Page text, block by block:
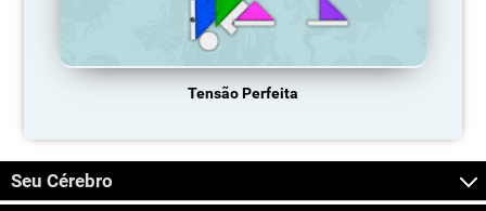
Tensão Perfeita
Seu Cérebro